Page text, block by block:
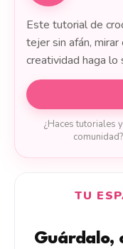
Este tutorial de
tejer sin afán,
creatividad haga lo
¿Haces tutoriales
TU
Guárdalo,